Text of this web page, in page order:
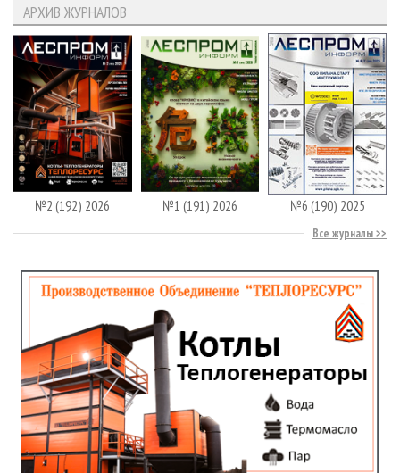
АРХИВ ЖУРНАЛОВ
№2 (192) 2026 №1 (191) 2026 №6 (190) 2025
Все журналы